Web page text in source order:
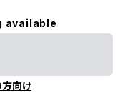
available
向け